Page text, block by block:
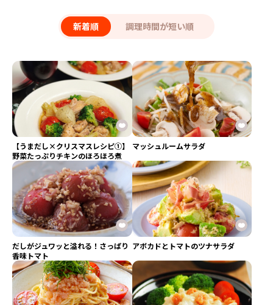
新着順 調理時間が短い順
【うまだし×クリスマスレシピ①】
野菜たっぷりチキンのほろほろ煮
マッシュルームサラダ
だしがジュワッと溢れる！さっぱり
香味トマト
アボカドとトマトのツナサラダ